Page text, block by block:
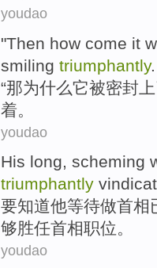
youdao
"Then how come it
smiling triumphantly.
“那为什么它被密封
着 。
youdao
His long, scheming
triumphantly
要知道他等待做首相
够胜任首相职位。
youdao